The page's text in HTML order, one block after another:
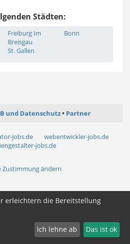
Städten:
Freiburg Im
Breisgau
St. Gallen
Bonn
und Datenschutz Partner
jobs.de
webentwickler-jobs.de
jobs.de
Zustimmung ändern
erleichtern die Bereitstellung
Ich lehne ab Das ist ok